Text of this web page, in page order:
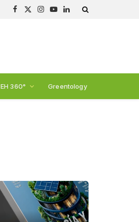
Facebook
X
Instagram
YouTubeLinkedIn
EH 360° Greentology